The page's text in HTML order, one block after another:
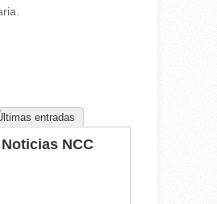
entradas
Noticias NCC